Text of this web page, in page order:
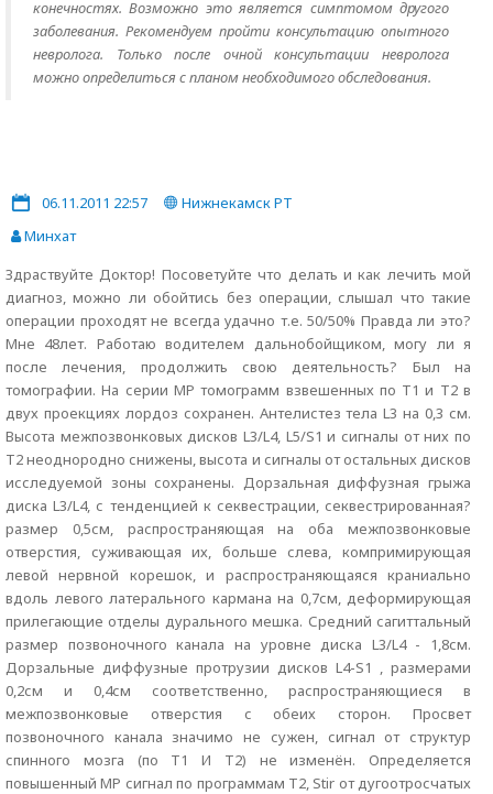
конечностях. Возможно это является симптомом другого
заболевания. Рекомендуем пройти консультацию опытного
невролога. Только после очной консультации невролога
можно определиться с планом необходимого обследования.
06.11.2011 22:57
Нижнекамск РТ
Минхат
Здраствуйте Доктор! Посоветуйте что делать и как лечить мой
диагноз, можно ли обойтись без операции, слышал что такие
операции проходят не всегда удачно т.е. 50/50% Правда ли это?
Мне 48лет. Работаю водителем дальнобойщиком, могу ли я
после лечения, продолжить свою деятельность? Был на
томографии. На серии MP томограмм взвешенных по Т1 и Т2 в
двух проекциях лордоз сохранен. Антелистез тела L3 на 0,3 см.
Высота межпозвонковых дисков L3/L4, L5/S1 и сигналы от них по
T2 неоднородно снижены, высота и сигналы от остальных дисков
исследуемой зоны сохранены. Дорзальная диффузная грыжа
диска L3/L4, с тенденцией к секвестрации, секвестрированная?
размер 0,5см, распространяющая на оба межпозвонковые
отверстия, суживающая их, больше слева, компримирующая
левой нервной корешок, и распространяющаяся краниально
вдоль левого латерального кармана на 0,7см, деформирующая
прилегающие отделы дурального мешка. Средний сагиттальный
размер позвоночного канала на уровне диска L3/L4 - 1,8см.
Дорзальные диффузные протрузии дисков L4-S1 , размерами
0,2см и 0,4см соответственно, распространяющиеся в
межпозвонковые отверстия с обеих сторон. Просвет
позвоночного канала значимо не сужен, сигнал от структур
спинного мозга (по Т1 И Т2) не изменён. Определяется
повышенный МР сигнал по программам Т2, Stir от дугоотросчатых